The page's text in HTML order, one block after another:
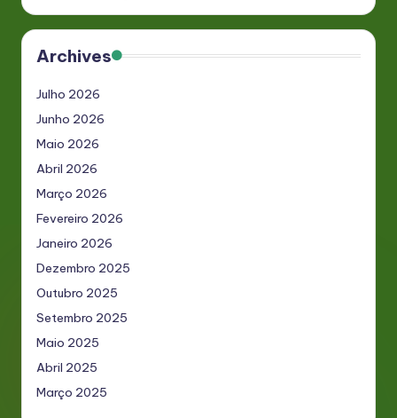
Archives
Julho 2026
Junho 2026
Maio 2026
Abril 2026
Março 2026
Fevereiro 2026
Janeiro 2026
Dezembro 2025
Outubro 2025
Setembro 2025
Maio 2025
Abril 2025
Março 2025